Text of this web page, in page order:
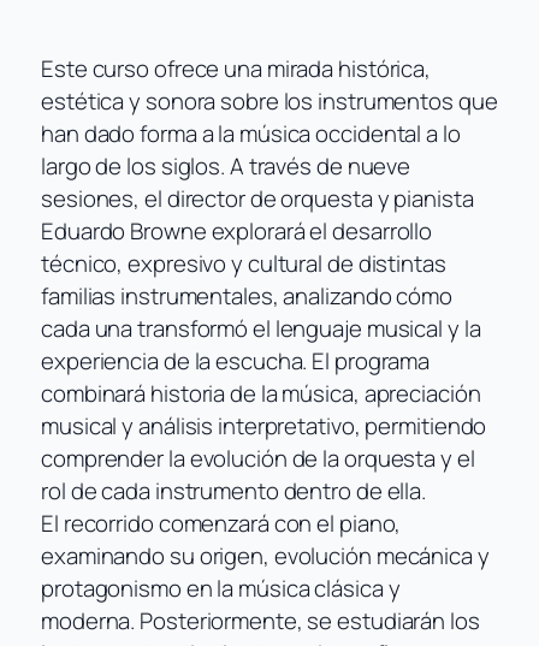
Este curso ofrece una mirada histórica,
estética y sonora sobre los instrumentos que
han dado forma a la música occidental a lo
largo de los siglos. A través de nueve
sesiones, el director de orquesta y pianista
Eduardo Browne explorará el desarrollo
técnico, expresivo y cultural de distintas
familias instrumentales, analizando cómo
cada una transformó el lenguaje musical y la
experiencia de la escucha. El programa
combinará historia de la música, apreciación
musical y análisis interpretativo, permitiendo
comprender la evolución de la orquesta y el
rol de cada instrumento dentro de ella.
El recorrido comenzará con el piano,
examinando su origen, evolución mecánica y
protagonismo en la música clásica y
moderna. Posteriormente, se estudiarán los